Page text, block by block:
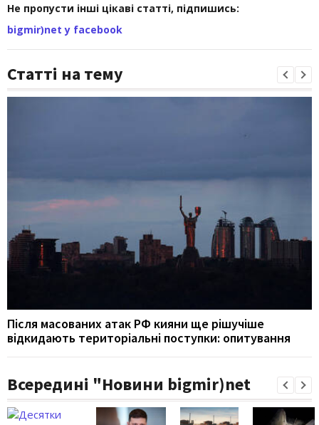
Не пропусти інші цікаві статті, підпишись:
bigmir)net у facebook
Статті на тему
Після масованих атак РФ кияни ще рішучіше
відкидають територіальні поступки: опитування
Всередині "Новини bigmir)net